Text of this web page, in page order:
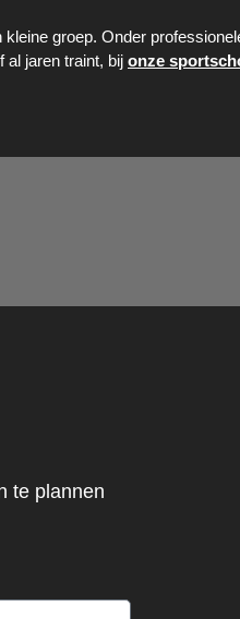
groep. Onder
al jaren traint, bij onze
te plannen